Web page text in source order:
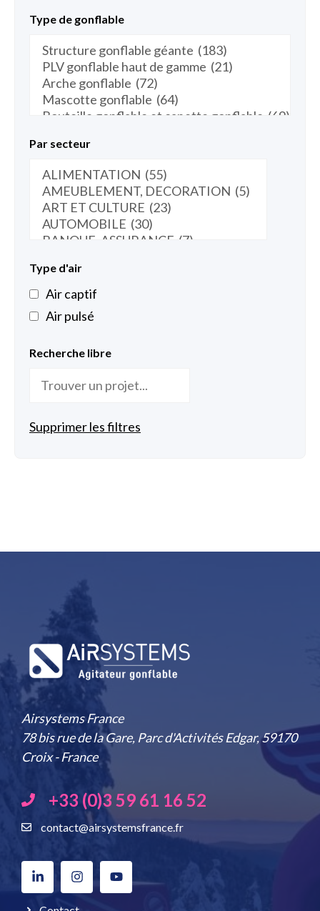
Type de gonflable
Par secteur
Type d'air
Air captif
Air pulsé
Recherche libre
Supprimer les filtres
Airsystems France
78 bis rue de la Gare, Parc d'Activités Edgar, 59170
Croix - France
+33 (0)3 59 61 16 52
contact@airsystemsfrance.fr